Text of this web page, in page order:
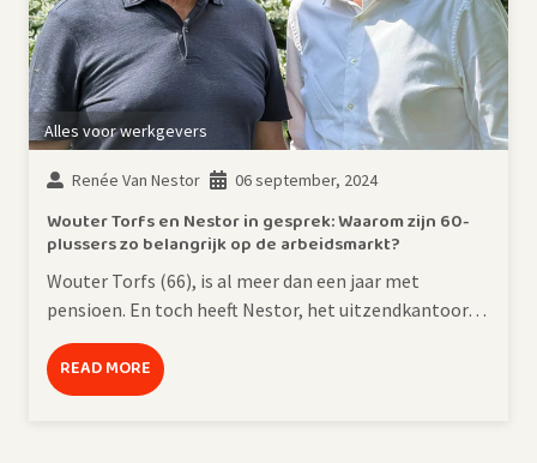
Alles voor werkgevers
Renée Van Nestor 06 september, 2024
Wouter Torfs en Nestor in gesprek: Waarom zijn 60-
plussers zo belangrijk op de arbeidsmarkt?
Wouter Torfs (66), is al meer dan een jaar met
pensioen. En toch heeft Nestor, het uitzendkantoor…
READ MORE